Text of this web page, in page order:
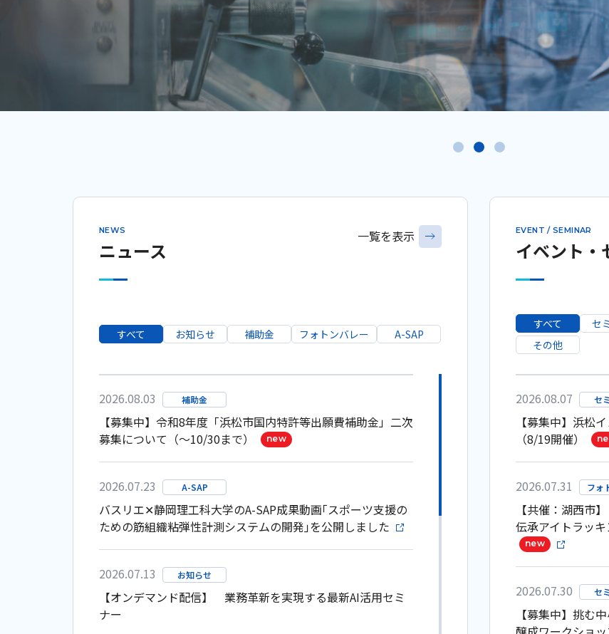
NEWS
ニュース
すべて お知らせ 補助金 フォトンバレー A-SAP
2026.08.03 補助金
【募集中】令和8年度「浜松市国内特許等出願費補助金」二次
募集について（～10/30まで）
new
2026.07.23 A-SAP
バスリエ✕静岡理工科大学のA-SAP成果動画｢スポーツ支援の
ための筋組織粘弾性計測システムの開発｣を公開しました
2026.07.13 お知らせ
【オンデマンド配信】 業務革新を実現する最新AI活用セミ
ナー
一覧を表示 EVENT / SEMINAR
イベント・
すべて セ
その他
2026.08.07 セ
【募集中】浜松
（8/19開催）
2026.07.31 フォ
【共催：湖西市
伝承アイトラッ
new
2026.07.30 セ
【募集中】挑む